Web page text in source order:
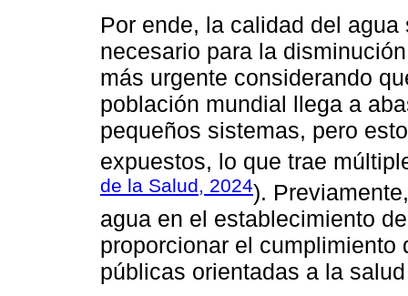
Por ende, la calidad del
necesario para la
más urgente considerando
población mundial llega a
pequeños sistemas, pero
expuestos, lo que trae
de la Salud, 2024).
agua en el establecimiento
proporcionar el
públicas orientadas a la